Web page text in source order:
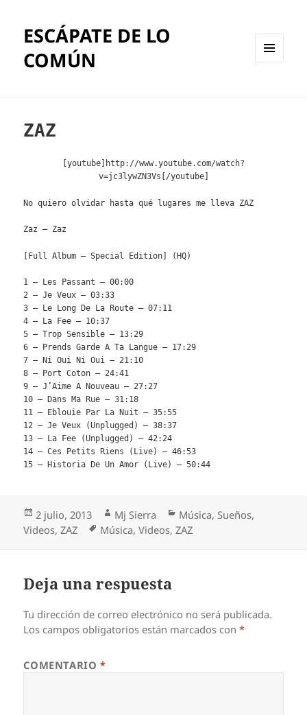
ESCÁPATE DE LO
COMÚN
ZAZ
[youtube]http://www.youtube.com/watch?
v=jc3lywZN3Vs[/youtube]
No quiero olvidar hasta qué lugares me lleva ZAZ
Zaz – Zaz
[Full Album – Special Edition] (HQ)
1 – Les Passant – 00:00
2 – Je Veux – 03:33
3 – Le Long De La Route – 07:11
4 – La Fee – 10:37
5 – Trop Sensible – 13:29
6 – Prends Garde A Ta Langue – 17:29
7 – Ni Oui Ni Oui – 21:10
8 – Port Coton – 24:41
9 – J’Aime A Nouveau – 27:27
10 – Dans Ma Rue – 31:18
11 – Eblouie Par La Nuit – 35:55
12 – Je Veux (Unplugged) – 38:37
13 – La Fee (Unplugged) – 42:24
14 – Ces Petits Riens (Live) – 46:53
15 – Historia De Un Amor (Live) – 50:44
Publicado
el
2 julio, 2013 Autor
Mj Sierra Categorías
Música, Sueños,
Videos,ZAZ Etiquetas
Música,Videos,ZAZ
Deja una respuesta
Tu dirección de correo electrónico no será publicada.
Los campos obligatorios están marcados con*
COMENTARIO *